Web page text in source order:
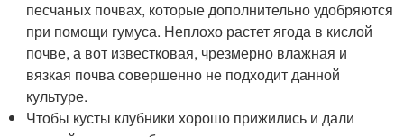
песчаных почвах, которые дополнительно удобряются
при помощи гумуса. Неплохо растет ягода в кислой
почве, а вот известковая, чрезмерно влажная и
вязкая почва совершенно не подходит данной
культуре.
Чтобы кусты клубники хорошо прижились и дали